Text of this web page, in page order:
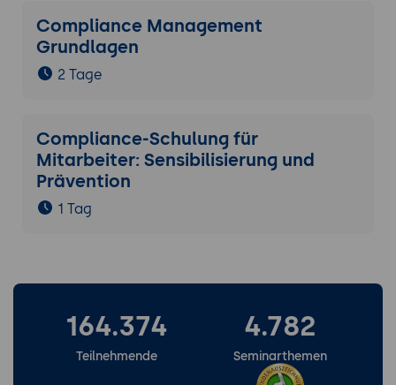
Compliance Management
Grundlagen
2 Tage
Compliance-Schulung für
Mitarbeiter: Sensibilisierung und
Prävention
1 Tag
164.374
Teilnehmende
4.782
Seminarthemen